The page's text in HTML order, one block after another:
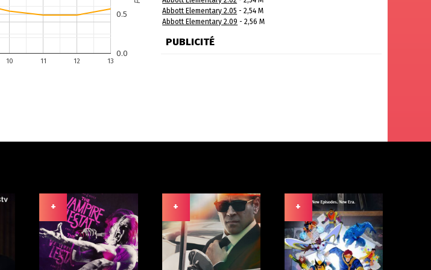
10 11 12 13
0.0
0.5
Abbott Elementary 2.05 - 2,54 M
Abbott Elementary 2.09 - 2,56 M
PUBLICITÉ
+ + +